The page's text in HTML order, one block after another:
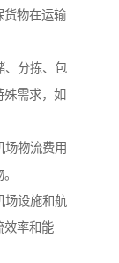
货物在运输
、分拣、包
殊需求，如
物流费用
场设施和航
效率和能